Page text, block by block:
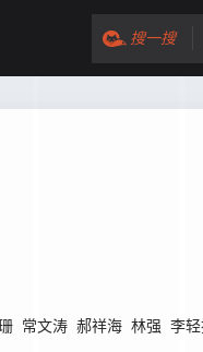
搜一搜
常文涛 郝祥海 林强 李